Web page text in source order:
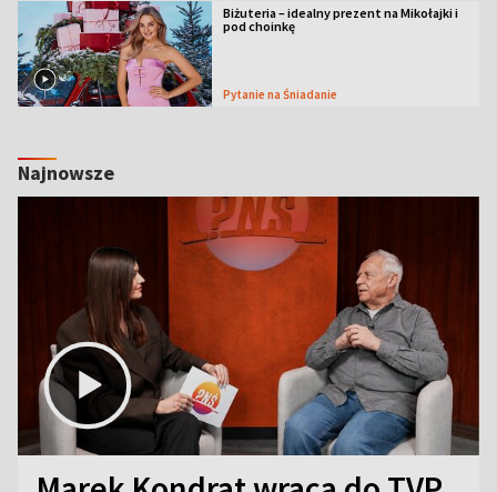
Biżuteria – idealny prezent na Mikołajki i
pod choinkę
Pytanie na Śniadanie
Najnowsze